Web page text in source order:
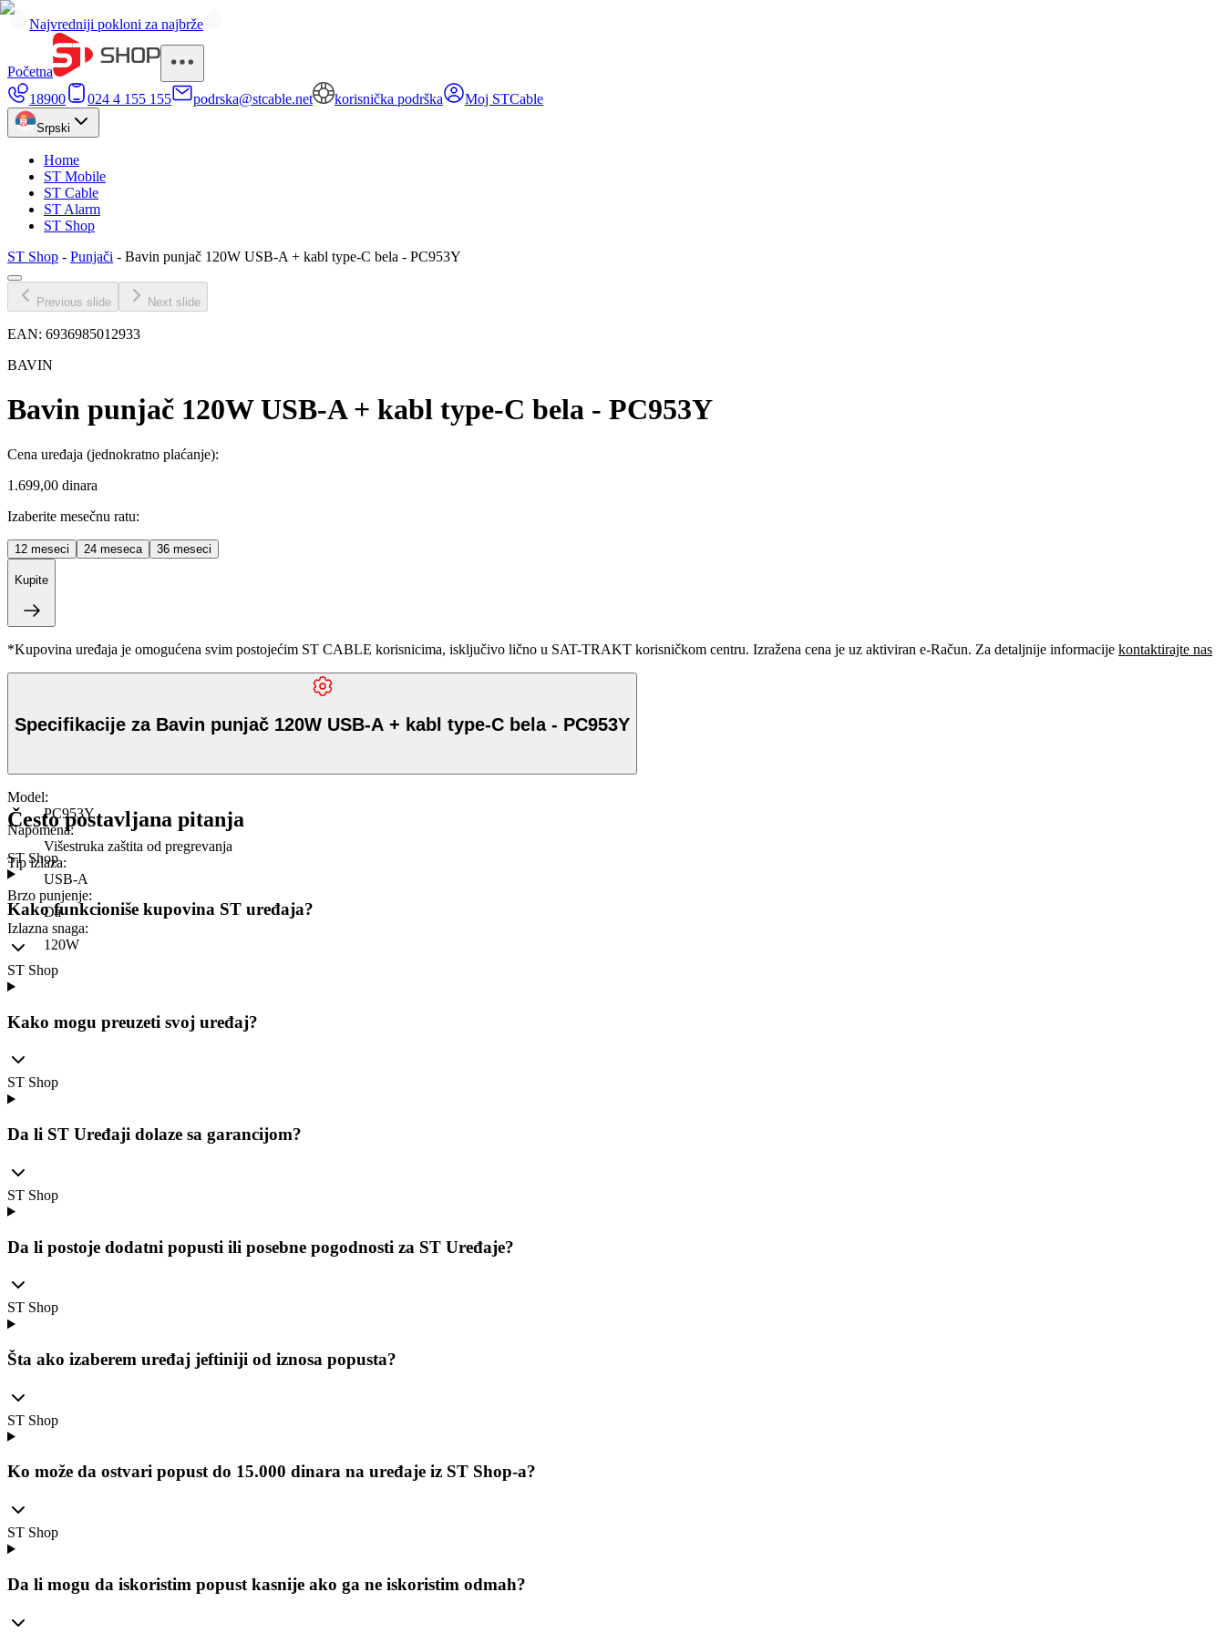
Najvredniji pokloni za najbrže
Početna
18900
024 4 155 155 podrska@stcable.net korisnička podrška Moj STCable
Srpski
Home
ST Mobile
ST Cable
ST Alarm
ST Shop
ST Shop - Punjači - Bavin punjač 120W USB-A + kabl type-C bela - PC953Y
Previous slide Next slide
EAN: 6936985012933
BAVIN
Bavin punjač 120W USB-A + kabl type-C bela - PC953Y
Cena uređaja (jednokratno plaćanje):
1.699,00 dinara
Izaberite mesečnu ratu:
12 meseci 24 meseca 36 meseci
Kupite
*Kupovina uređaja je omogućena svim postojećim ST CABLE korisnicima, isključivo lično u SAT-TRAKT korisničkom centru. Izražena cena je uz aktiviran e-Račun. Za detaljnije informacije kontaktirajte nas
Specifikacije za Bavin punjač 120W USB-A + kabl type-C bela - PC953Y
Model:
PC953Y
Napomena:
Višestruka zaštita od pregrevanja
Tip izlaza:
USB-A
Brzo punjenje:
Da
Izlazna snaga:
120W
Često postavljana pitanja
ST Shop
Kako funkcioniše kupovina ST uređaja?
ST Shop
Kako mogu preuzeti svoj uređaj?
ST Shop
Da li ST Uređaji dolaze sa garancijom?
ST Shop
Da li postoje dodatni popusti ili posebne pogodnosti za ST Uređaje?
ST Shop
Šta ako izaberem uređaj jeftiniji od iznosa popusta?
ST Shop
Ko može da ostvari popust do 15.000 dinara na uređaje iz ST Shop-a?
ST Shop
Da li mogu da iskoristim popust kasnije ako ga ne iskoristim odmah?